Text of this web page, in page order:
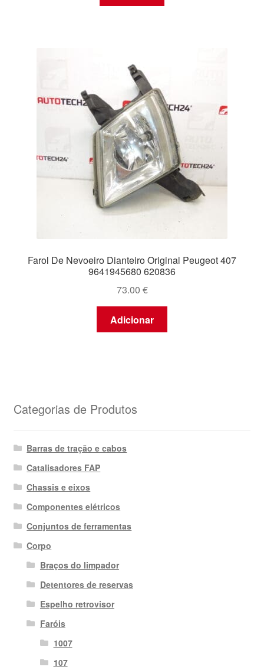
Farol De Nevoeiro Dianteiro Original Peugeot 407
9641945680 620836
73.00 €
Adicionar
Categorias de Produtos
Barras de tração e cabos
Catalisadores FAP
Chassis e eixos
Componentes elétricos
Conjuntos de ferramentas
Corpo
Braços do limpador
Detentores de reservas
Espelho retrovisor
Faróis
1007
107